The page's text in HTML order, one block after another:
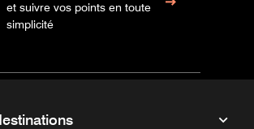
et suivre vos points en toute
simplicité